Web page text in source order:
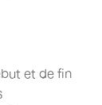
et de fin